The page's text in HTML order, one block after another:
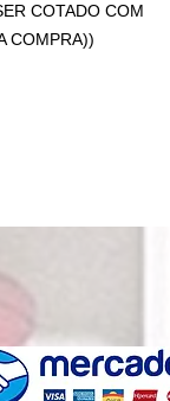
COTADO COM
COMPRA))